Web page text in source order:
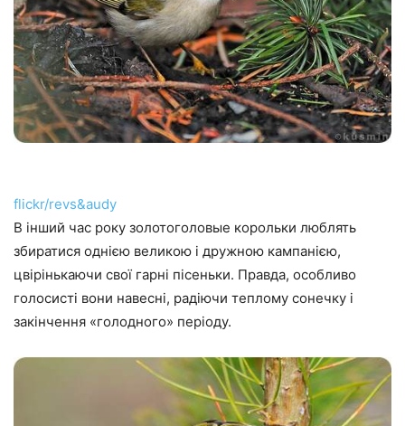
flickr/revs&audy
В інший час року золотоголовые корольки люблять
збиратися однією великою і дружною кампанією,
цвірінькаючи свої гарні пісеньки. Правда, особливо
голосисті вони навесні, радіючи теплому сонечку і
закінчення «голодного» періоду.